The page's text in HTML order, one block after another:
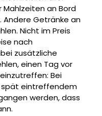
an Bord
Andere Getränke an
Nicht im Preis
nach
zusätzliche
einen Tag vor
Bei
spät eintreffendem
werden, dass